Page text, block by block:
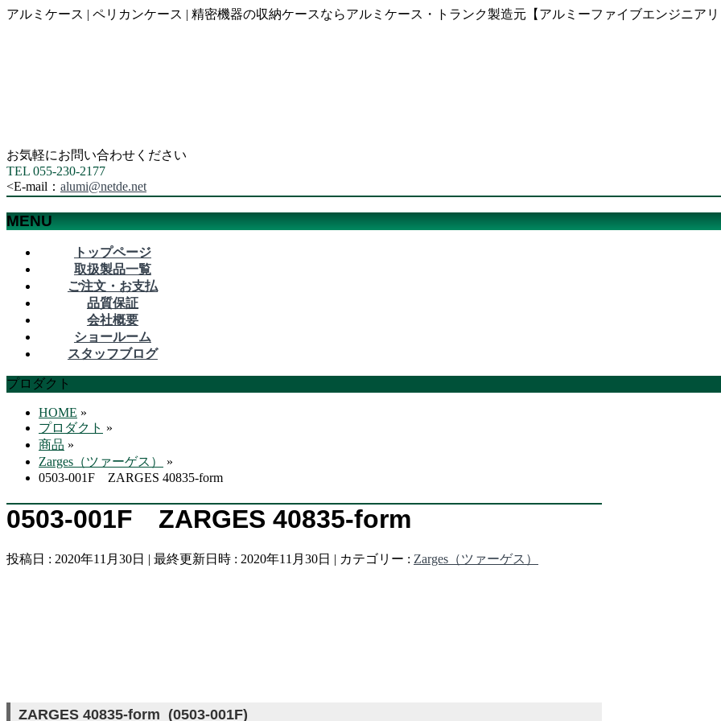
アルミケース | ペリカンケース | 精密機器の収納ケースならアルミケース・トランク製造元【アルミーファイブエンジニア
お気軽にお問い合わせください
TEL 055-230-2177
<E-mail： alumi@netde.net
MENU
トップページ
取扱製品一覧
ご注文・お支払
品質保証
会社概要
ショールーム
スタッフブログ
プロダクト
HOME »
プロダクト »
商品 »
Zarges（ツァーゲス）
»
0503-001F ZARGES 40835-form
0503-001F ZARGES 40835-form
投稿日 : 2020年11月30日 最終更新日時 : 2020年11月30日 カテゴリー : Zarges（ツァーゲス）
ZARGES 40835-form (0503-001F)